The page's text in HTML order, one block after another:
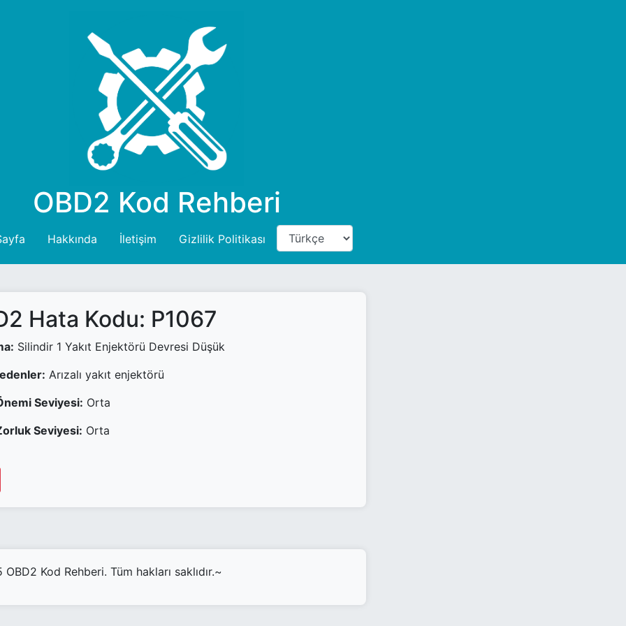
OBD2 Kod Rehberi
Hakkında İletişim Gizlilik Politikası
Hata Kodu: P1067
Silindir 1 Yakıt Enjektörü Devresi Düşük
Arızalı yakıt enjektörü
Seviyesi: Orta
Seviyesi: Orta
Kod Rehberi. Tüm hakları saklıdır.~